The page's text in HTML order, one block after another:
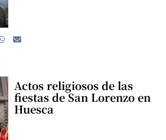
Actos religiosos de las
fiestas de San Lorenzo en
Huesca